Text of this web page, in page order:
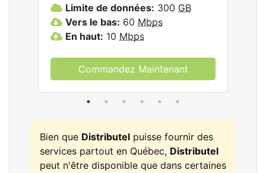
Limite de données: 300 GB
Vers le bas: 60 Mbps
En haut: 10 Mbps
Commandez Maintenant
Bien que Distributel puisse fournir des
services partout en Québec, Distributel
peut n'être disponible que dans certaines